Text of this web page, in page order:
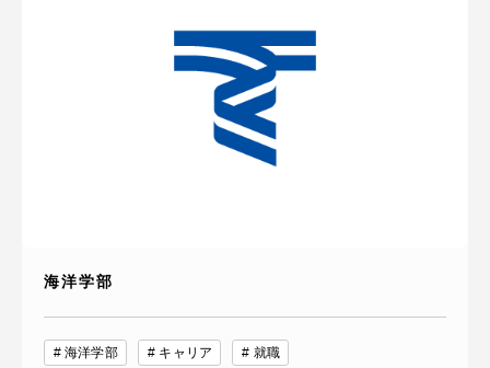
海洋学部
海洋学部 キャリア 就職